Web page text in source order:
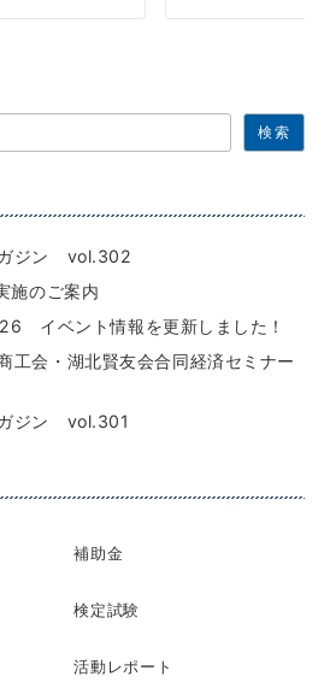
検索
ガジン vol.302
施のご案内
イベント情報を更新しました！
工会・湖北賢友会合同経済セミナー
ガジン vol.301
補助金
検定試験
活動レポート